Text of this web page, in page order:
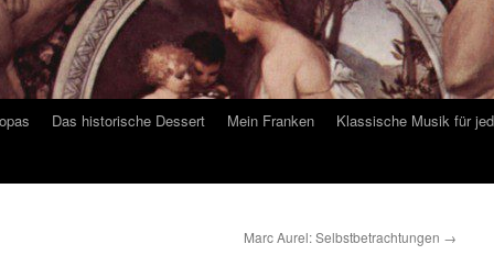
Das historische Dessert Mein Franken Klassische Musik für
Marc Aurel: Selbstbetrachtungen →